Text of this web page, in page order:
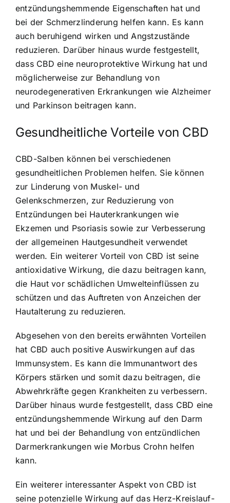
entzündungshemmende Eigenschaften hat und
bei der Schmerzlinderung helfen kann. Es kann
auch beruhigend wirken und Angstzustände
reduzieren. Darüber hinaus wurde festgestellt,
dass CBD eine neuroprotektive Wirkung hat und
möglicherweise zur Behandlung von
neurodegenerativen Erkrankungen wie Alzheimer
und Parkinson beitragen kann.
Gesundheitliche Vorteile von CBD
CBD-Salben können bei verschiedenen
gesundheitlichen Problemen helfen. Sie können
zur Linderung von Muskel- und
Gelenkschmerzen, zur Reduzierung von
Entzündungen bei Hauterkrankungen wie
Ekzemen und Psoriasis sowie zur Verbesserung
der allgemeinen Hautgesundheit verwendet
werden. Ein weiterer Vorteil von CBD ist seine
antioxidative Wirkung, die dazu beitragen kann,
die Haut vor schädlichen Umwelteinflüssen zu
schützen und das Auftreten von Anzeichen der
Hautalterung zu reduzieren.
Abgesehen von den bereits erwähnten Vorteilen
hat CBD auch positive Auswirkungen auf das
Immunsystem. Es kann die Immunantwort des
Körpers stärken und somit dazu beitragen, die
Abwehrkräfte gegen Krankheiten zu verbessern.
Darüber hinaus wurde festgestellt, dass CBD eine
entzündungshemmende Wirkung auf den Darm
hat und bei der Behandlung von entzündlichen
Darmerkrankungen wie Morbus Crohn helfen
kann.
Ein weiterer interessanter Aspekt von CBD ist
seine potenzielle Wirkung auf das Herz-Kreislauf-